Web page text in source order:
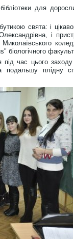
для
свята: і
і
під час цього
плідну